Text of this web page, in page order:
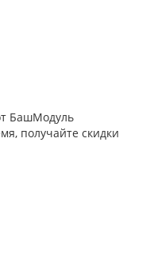
БашМодуль
получайте скидки